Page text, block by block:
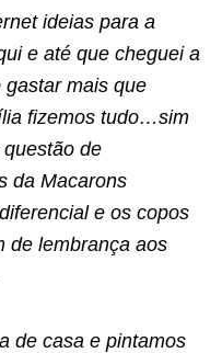
ideias para a
e até que cheguei a
mais que
fizemos tudo…sim
de
da Macarons
e os copos
de lembrança aos
de casa e pintamos